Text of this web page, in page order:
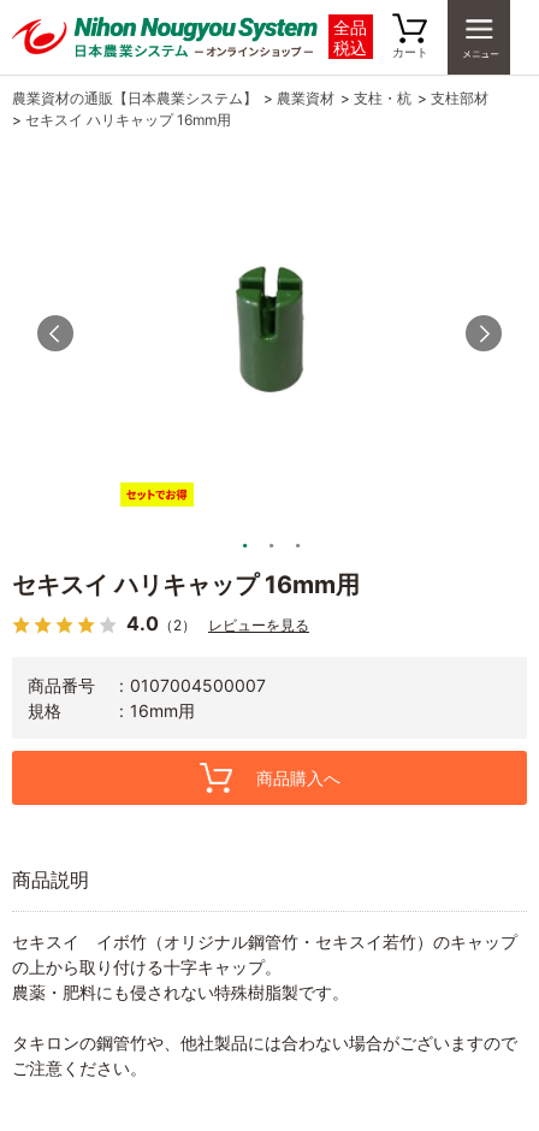
全品
税込
カート
農業資材の通販【日本農業システム】 > 農業資材 > 支柱・杭 > 支柱部材
> セキスイ ハリキャップ 16mm用
セキスイ ハリキャップ 16mm用
4.0 （2） レビューを見る
商品番号
0107004500007
規格
16mm用
商品購入へ
商品説明
セキスイ イボ竹（オリジナル鋼管竹・セキスイ若竹）のキャップ
の上から取り付ける十字キャップ。
農薬・肥料にも侵されない特殊樹脂製です。
タキロンの鋼管竹や、他社製品には合わない場合がございますので
ご注意ください。